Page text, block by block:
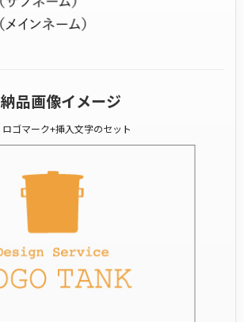
納品画像イメージ
ロゴマーク+挿入文字のセット